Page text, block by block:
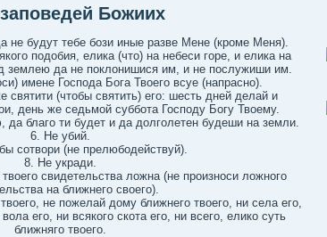
Божиих
не будут тебе бози иные разве Мене (кроме Меня).
подобия, елика (что) на небеси горе, и елика на
землею да не поклонишися им, и не послужиши им.
имене Господа Бога Твоего всуе (напрасно).
святити (чтобы святить) его: шесть дней делай и
день же седьмой суббота Господу Богу Твоему.
да благо ти будет и да долголетен будеши на земли.
Не убий.
сотвори (не прелюбодействуй).
Не укради.
свидетельства ложна (не произноси ложного
на ближнего своего).
не пожелай дому ближнего твоего, ни села его,
его, ни всякого скота его, ни всего, елико суть
ближняго твоего.